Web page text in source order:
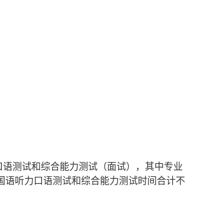
语测试和综合能力测试（面试）
，其中专业
语听力口语测试和综合能力测试时间合计不